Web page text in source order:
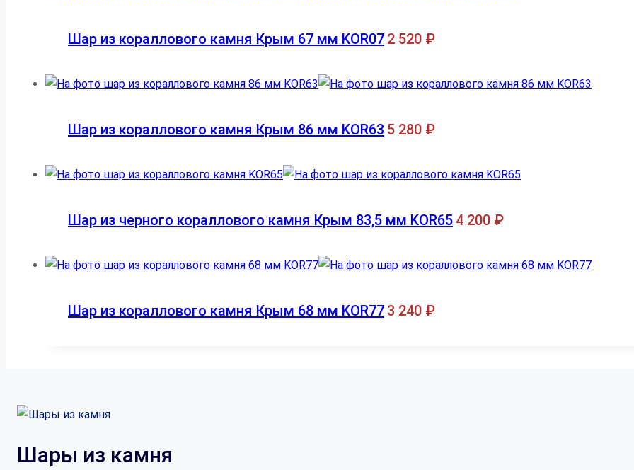
Шар из кораллового камня Крым 67 мм KOR07 2 520 ₽
Шар из кораллового камня Крым 86 мм KOR63 5 280 ₽
Шар из черного кораллового камня Крым 83,5 мм KOR65 4 200 ₽
Шар из кораллового камня Крым 68 мм KOR77 3 240 ₽
Шары из камня